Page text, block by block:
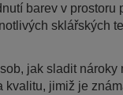
barev v prostoru
sklářských
jak sladit nároky
jimiž je